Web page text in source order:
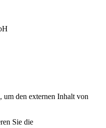
den externen Inhalt von
Sie die